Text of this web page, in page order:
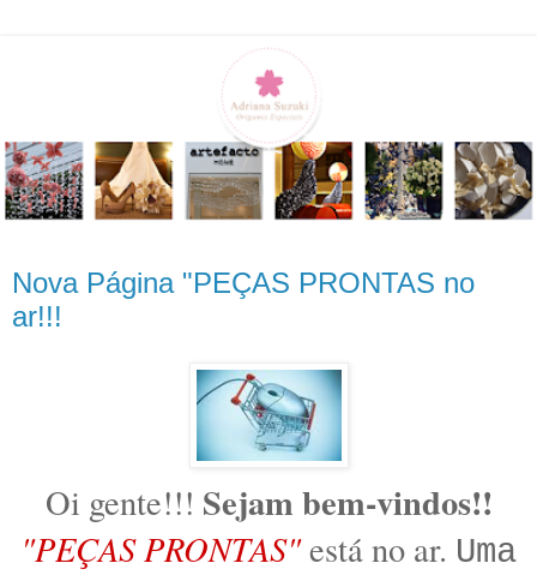
Nova Página "PEÇAS PRONTAS no
ar!!!
Oi gente!!! Sejam bem-vindos!!
"PEÇAS PRONTAS"está no ar. Uma